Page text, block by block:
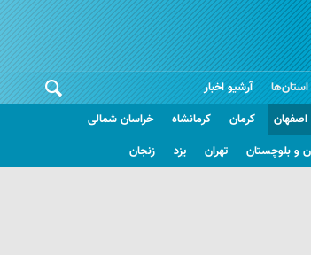
استان‌ها
اصفهان کرمان کرمانشاه
خراسان شمالی
و بلوچستان تهران یزد زنجان
آرشیو اخبار